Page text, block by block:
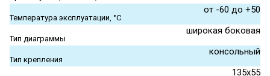
Температура эксплуатации, °С
от -60 до +50
Тип диаграммы
широкая боковая
Тип крепления
консольный
135x55